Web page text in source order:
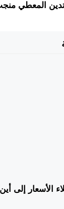
تدين المعطي
الأسعار إلى